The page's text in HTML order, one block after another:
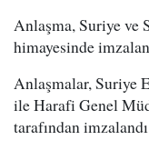
Anlaşma, Suriye ve
himayesinde
Anlaşmalar, Suriye
ile Harafi Genel
tarafından